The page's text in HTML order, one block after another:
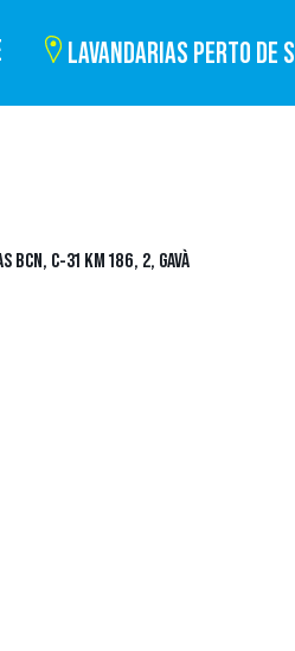
LAVANDARIAS PERTO DE SI
BCN, C-31 KM 186, 2, GAVÀ